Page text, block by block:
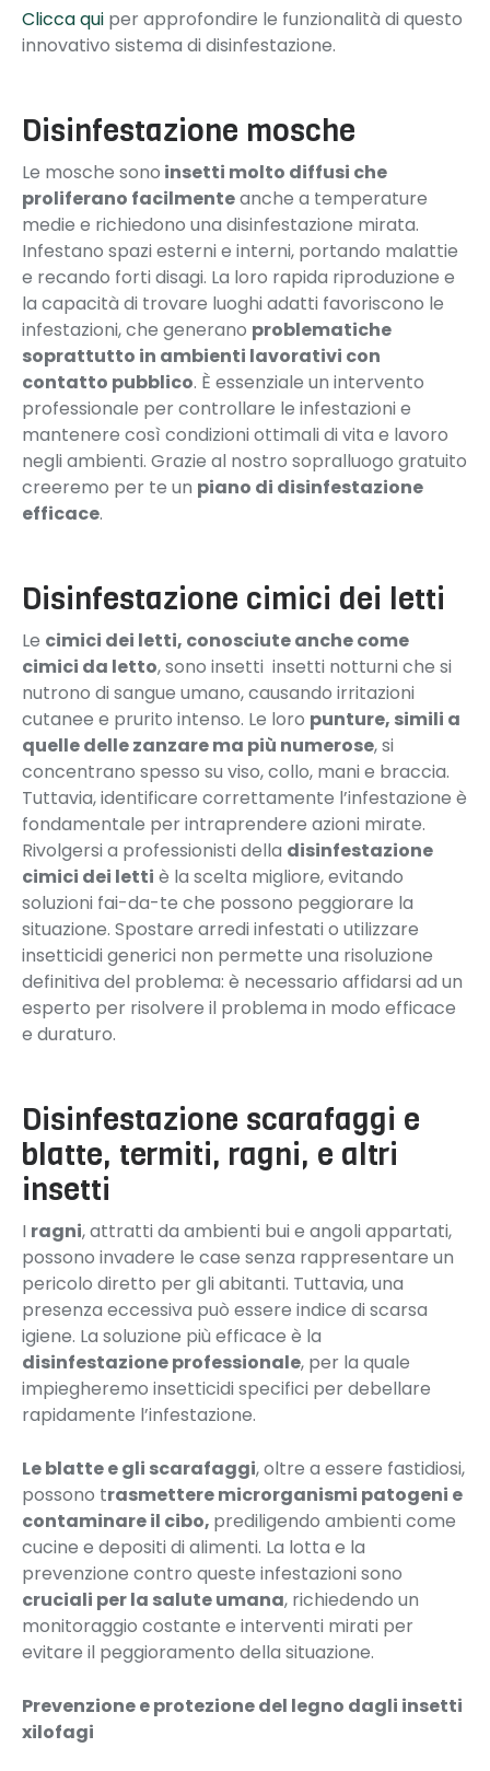
Clicca qui per approfondire le funzionalità di questo
innovativo sistema di disinfestazione.
Disinfestazione mosche
Le mosche sono insetti molto diffusi che
proliferano facilmenteanche a temperature
medie e richiedono una disinfestazione mirata.
Infestano spazi esterni e interni, portando malattie
e recando forti disagi. La loro rapida riproduzione e
la capacità di trovare luoghi adatti favoriscono le
infestazioni, che generano problematiche
soprattutto in ambienti lavorativi con
contatto pubblico. È essenziale un intervento
professionale per controllare le infestazioni e
mantenere così condizioni ottimali di vita e lavoro
negli ambienti. Grazie al nostro sopralluogo gratuito
creeremo per te un piano di disinfestazione
efficace.
Disinfestazione cimici dei letti
Le cimici dei letti, conosciute anche come
cimici da letto, sono insetti insetti notturni che si
nutrono di sangue umano, causando irritazioni
cutanee e prurito intenso. Le loro punture, simili a
quelle delle zanzare ma più numerose, si
concentrano spesso su viso, collo, mani e braccia.
Tuttavia, identificare correttamente l’infestazione è
fondamentale per intraprendere azioni mirate.
Rivolgersi a professionisti della disinfestazione
cimici dei letti è la scelta migliore, evitando
soluzioni fai-da-te che possono peggiorare la
situazione. Spostare arredi infestati o utilizzare
insetticidi generici non permette una risoluzione
definitiva del problema: è necessario affidarsi ad un
esperto per risolvere il problema in modo efficace
e duraturo.
Disinfestazione scarafaggi e
blatte, termiti, ragni, e altri
insetti
I ragni, attratti da ambienti bui e angoli appartati,
possono invadere le case senza rappresentare un
pericolo diretto per gli abitanti. Tuttavia, una
presenza eccessiva può essere indice di scarsa
igiene. La soluzione più efficace è la
disinfestazione professionale, per la quale
impiegheremo insetticidi specifici per debellare
rapidamente l’infestazione.
Le blatte e gli scarafaggi, oltre a essere fastidiosi,
possono trasmettere microrganismi patogeni e
contaminare il cibo, prediligendo ambienti come
cucine e depositi di alimenti. La lotta e la
prevenzione contro queste infestazioni sono
cruciali per la salute umana, richiedendo un
monitoraggio costante e interventi mirati per
evitare il peggioramento della situazione.
Prevenzione e protezione del legno dagli insetti
xilofagi